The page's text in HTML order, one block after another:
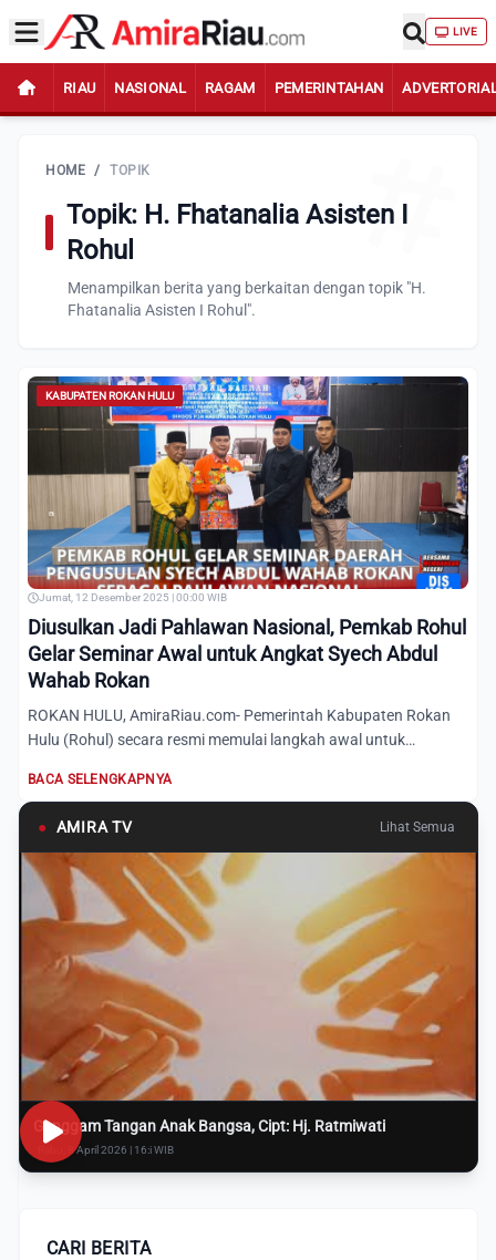
LIVE
RIAU NASIONAL RAGAM PEMERINTAHAN
HOME / TOPIK
Topik: H. Fhatanalia Asisten I
Rohul
Menampilkan berita yang berkaitan dengan topik "H.
Fhatanalia Asisten I Rohul".
KABUPATEN ROKAN HULU
Jumat, 12 Desember 2025 | 00:00 WIB
Diusulkan Jadi Pahlawan Nasional, Pemkab Rohul
Gelar Seminar Awal untuk Angkat Syech Abdul
Wahab Rokan
ROKAN HULU, AmiraRiau.com- Pemerintah Kabupaten Rokan
Hulu (Rohul) secara resmi memulai langkah awal untuk
BACA SELENGKAPNYA
● AMIRA TV Lihat Semua
Genggam Tangan Anak Bangsa, Cipt: Hj. Ratmiwati
Rabu, 8 April 2026 | 16:i WIB
CARI BERITA